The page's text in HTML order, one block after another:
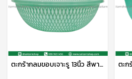
ตะกร้ากลมขอบเจาะรู 13นิ้ว สีพาสเทล S-0086 SiP